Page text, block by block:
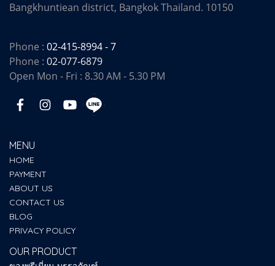
Bangkhuntiean district, Bangkok Thailand. 10150
Phone : 02-415-8994 - 7
Phone : 02-077-6879
Open Mon - Fri : 8.30 AM - 5.30 PM
MENU
HOME
PAYMENT
ABOUT US
CONTACT US
BLOG
PRIVACY POLICY
OUR PRODUCT